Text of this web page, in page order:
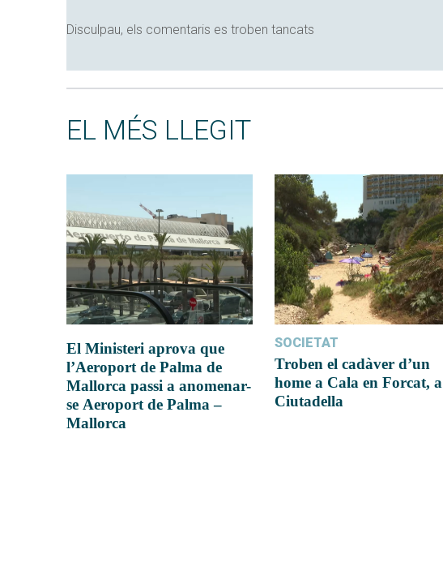
Disculpau, els comentaris es troben tancats
EL MÉS LLEGIT
El Ministeri aprova que
l’Aeroport de Palma de
Mallorca passi a anomenar-
se Aeroport de Palma –
Mallorca
SOCIETAT
Troben el cadàver d’un
home a Cala en Forcat, a
Ciutadella